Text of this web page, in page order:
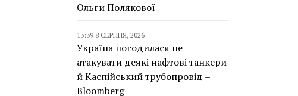
Ольги Полякової
13:39 8 СЕРПНЯ, 2026
Україна погодилася не
атакувати деякі нафтові танкери
й Каспійський трубопровід –
Bloomberg